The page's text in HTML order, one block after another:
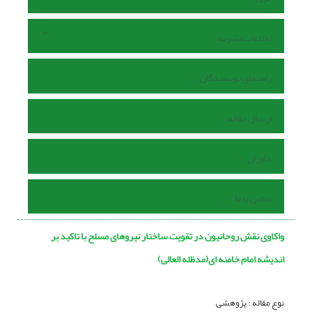
اطلاعات نشریه
راهنمای نویسندگان
ارسال مقاله
داوران
تماس با ما
واکاوی نقش روحانیون در تقویت ساختار نیروهای مسلح با تاکید بر
اندیشه امام خامنه ای(مدظله العالی)
نوع مقاله : پژوهشی